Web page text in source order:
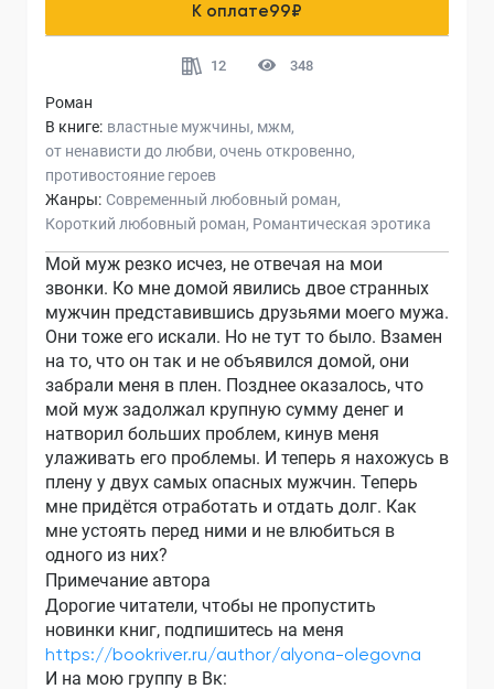
К оплате99₽
12 348
Роман
В книге: властные мужчины мжм
от ненависти до любви очень откровенно
противостояние героев
Жанры: Современный любовный роман
Короткий любовный роман Романтическая эротика
Мой муж резко исчез, не отвечая на мои
звонки. Ко мне домой явились двое странных
мужчин представившись друзьями моего мужа.
Они тоже его искали. Но не тут то было. Взамен
на то, что он так и не объявился домой, они
забрали меня в плен. Позднее оказалось, что
мой муж задолжал крупную сумму денег и
натворил больших проблем, кинув меня
улаживать его проблемы. И теперь я нахожусь в
плену у двух самых опасных мужчин. Теперь
мне придётся отработать и отдать долг. Как
мне устоять перед ними и не влюбиться в
одного из них?
Примечание автора
Дорогие читатели, чтобы не пропустить
новинки книг, подпишитесь на меня
https://bookriver.ru/author/alyona-olegovna
И на мою группу в Вк: